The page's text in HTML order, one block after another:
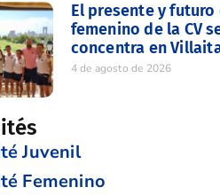
El presente y
femenino de la CV
concentra en
4 de agosto de 2026
Juvenil
Femenino